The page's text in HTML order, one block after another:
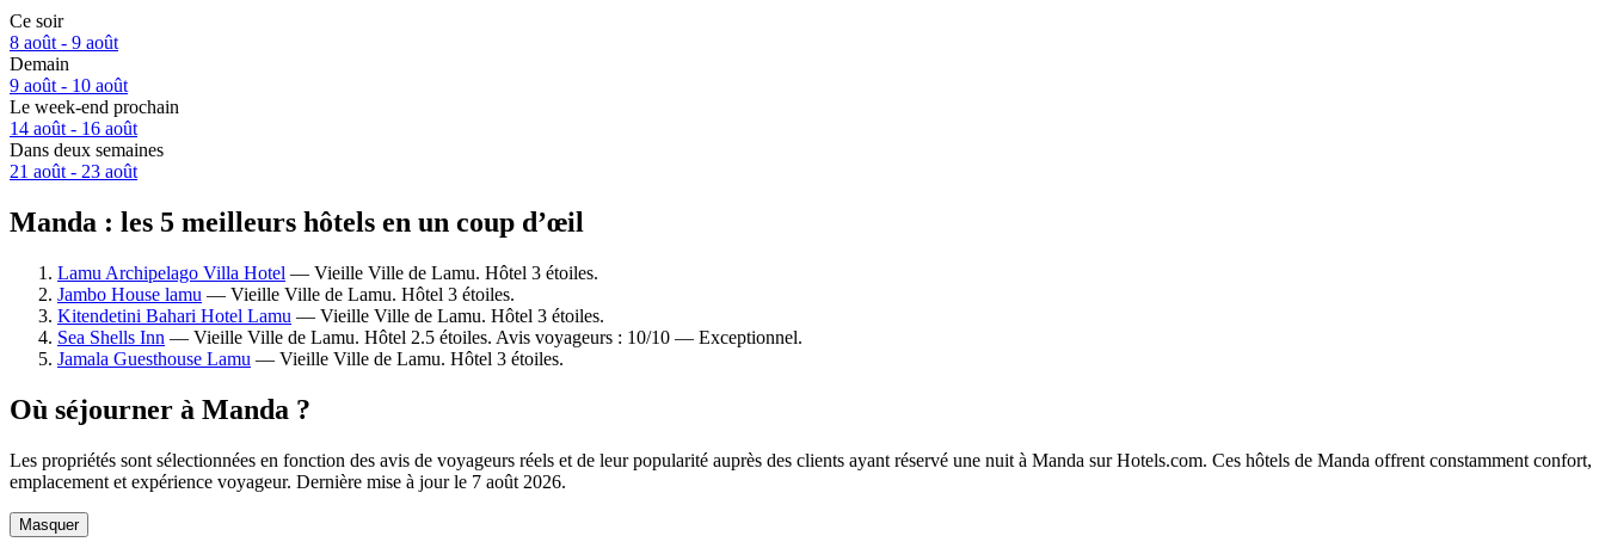
Ce soir
8 août - 9 août
Demain
9 août - 10 août
Le week-end prochain
14 août - 16 août
Dans deux semaines
21 août - 23 août
Manda : les 5 meilleurs hôtels en un coup d’œil
Lamu Archipelago Villa Hotel — Vieille Ville de Lamu. Hôtel 3 étoiles.
Jambo House lamu — Vieille Ville de Lamu. Hôtel 3 étoiles.
Kitendetini Bahari Hotel Lamu — Vieille Ville de Lamu. Hôtel 3 étoiles.
Sea Shells Inn — Vieille Ville de Lamu. Hôtel 2.5 étoiles. Avis voyageurs : 10/10 — Exceptionnel.
Jamala Guesthouse Lamu — Vieille Ville de Lamu. Hôtel 3 étoiles.
Où séjourner à Manda ?
Les propriétés sont sélectionnées en fonction des avis de voyageurs réels et de leur popularité auprès des clients ayant réservé une nuit à Manda sur Hotels.com. Ces hôtels de Manda offrent constamment confort,
emplacement et expérience voyageur. Dernière mise à jour le 7 août 2026.
Masquer